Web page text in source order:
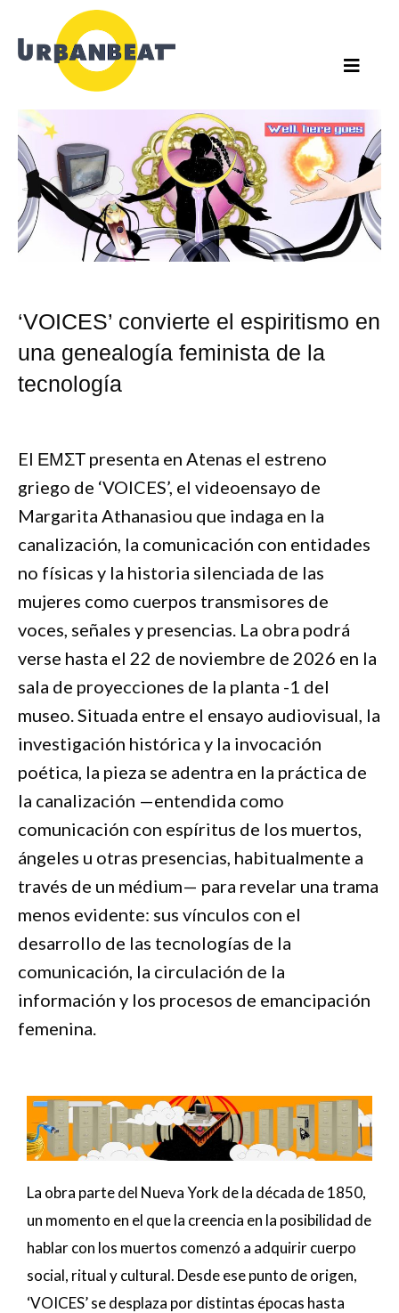
contenido
‘VOICES’ convierte el espiritismo en
una genealogía feminista de la
tecnología
El ΕΜΣΤ presenta en Atenas el estreno
griego de ‘VOICES’, el videoensayo de
Margarita Athanasiou que indaga en la
canalización, la comunicación con entidades
no físicas y la historia silenciada de las
mujeres como cuerpos transmisores de
voces, señales y presencias. La obra podrá
verse hasta el 22 de noviembre de 2026 en la
sala de proyecciones de la planta -1 del
museo. Situada entre el ensayo audiovisual, la
investigación histórica y la invocación
poética, la pieza se adentra en la práctica de
la canalización —entendida como
comunicación con espíritus de los muertos,
ángeles u otras presencias, habitualmente a
través de un médium— para revelar una trama
menos evidente: sus vínculos con el
desarrollo de las tecnologías de la
comunicación, la circulación de la
información y los procesos de emancipación
femenina.
La obra parte del Nueva York de la década de 1850,
un momento en el que la creencia en la posibilidad de
hablar con los muertos comenzó a adquirir cuerpo
social, ritual y cultural. Desde ese punto de origen,
‘VOICES’ se desplaza por distintas épocas hasta